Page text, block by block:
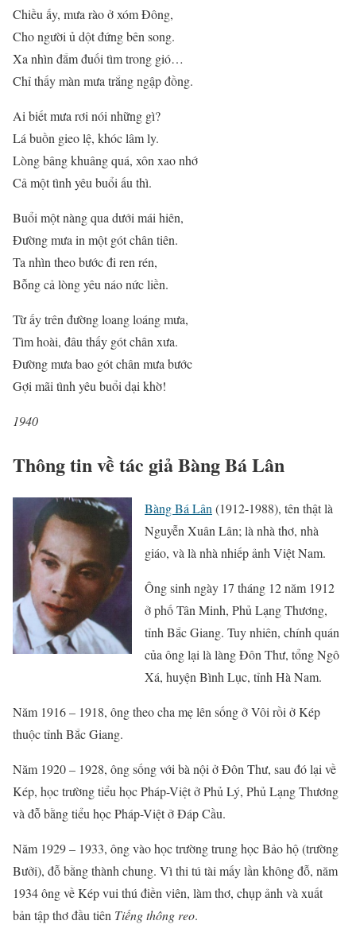
Chiều ấy, mưa rào ở xóm Đông,
Cho người ủ dột đứng bên song.
Xa nhìn đắm đuối tìm trong gió…
Chỉ thấy màn mưa trắng ngập đồng.
Ai biết mưa rơi nói những gì?
Lá buồn gieo lệ, khóc lâm ly.
Lòng bâng khuâng quá, xôn xao nhớ
Cả một tình yêu buổi ấu thì.
Buổi một nàng qua dưới mái hiên,
Đường mưa in một gót chân tiên.
Ta nhìn theo bước đi ren rén,
Bỗng cả lòng yêu náo nức liền.
Từ ấy trên đường loang loáng mưa,
Tìm hoài, đâu thấy gót chân xưa.
Đường mưa bao gót chân mưa bước
Gợi mãi tình yêu buổi dại khờ!
1940
Thông tin về tác giả Bàng Bá Lân
Bàng Bá Lân (1912-1988), tên thật là
Nguyễn Xuân Lân; là nhà thơ, nhà
giáo, và là nhà nhiếp ảnh Việt Nam.
Ông sinh ngày 17 tháng 12 năm 1912
ở phố Tân Minh, Phủ Lạng Thương,
tỉnh Bắc Giang. Tuy nhiên, chính quán
của ông lại là làng Đôn Thư, tổng Ngô
Xá, huyện Bình Lục, tỉnh Hà Nam.
Năm 1916 – 1918, ông theo cha mẹ lên sống ở Vôi rồi ở Kép
thuộc tỉnh Bắc Giang.
Năm 1920 – 1928, ông sống với bà nội ở Đôn Thư, sau đó lại về
Kép, học trường tiểu học Pháp-Việt ở Phủ Lý, Phủ Lạng Thương
và đỗ bằng tiểu học Pháp-Việt ở Đáp Cầu.
Năm 1929 – 1933, ông vào học trường trung học Bảo hộ (trường
Bưởi), đỗ bằng thành chung. Vì thi tú tài mấy lần không đỗ, năm
1934 ông về Kép vui thú điền viên, làm thơ, chụp ảnh và xuất
bản tập thơ đầu tiên Tiếng thông reo.